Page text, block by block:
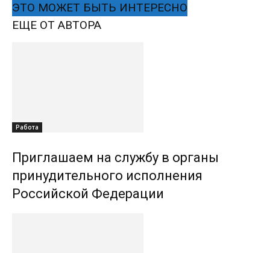
ЭТО МОЖЕТ БЫТЬ ИНТЕРЕСНО
ЕЩЕ ОТ АВТОРА
Работа
Приглашаем на службу в органы
принудительного исполнения
Российской Федерации